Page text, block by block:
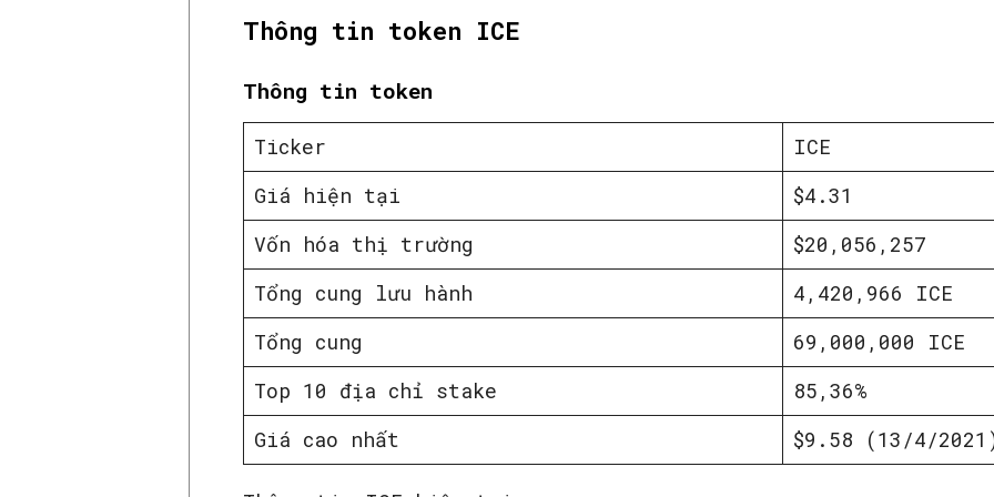
Thông tin token ICE
Thông tin token
Ticker
ICE
Giá hiện tại
$4.31
Vốn hóa thị trường
$20,056,257
Tổng cung lưu hành
4,420,966 ICE
Tổng cung
69,000,000 ICE
Top 10 địa chỉ stake
85,36%
Giá cao nhất
$9.58 (13/4/